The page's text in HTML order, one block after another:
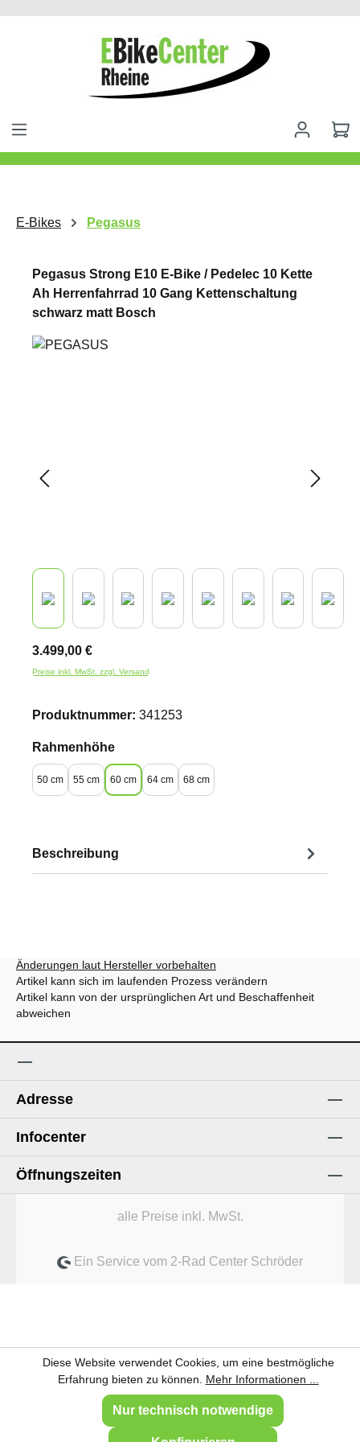
springen
E-Bikes Pegasus
Pegasus Strong E10 E-Bike / Pedelec 10 Kette
Ah Herrenfahrrad 10 Gang Kettenschaltung
schwarz matt Bosch
3.499,00 €
Preise inkl. MwSt. zzgl. Versand
Produktnummer: 341253
Rahmenhöheauswählen
50 cm 55 cm 60 cm 64 cm 68 cm
Beschreibung
Änderungen laut Hersteller vorbehalten
Artikel kann sich im laufenden Prozess verändern
Artikel kann von der ursprünglichen Art und Beschaffenheit
abweichen
Adresse
Infocenter
Öffnungszeiten
alle Preise inkl. MwSt.
Ein Service vom 2-Rad Center Schröder
Diese Website verwendet Cookies, um eine bestmögliche
Erfahrung bieten zu können. Mehr Informationen ...
Nur technisch notwendige